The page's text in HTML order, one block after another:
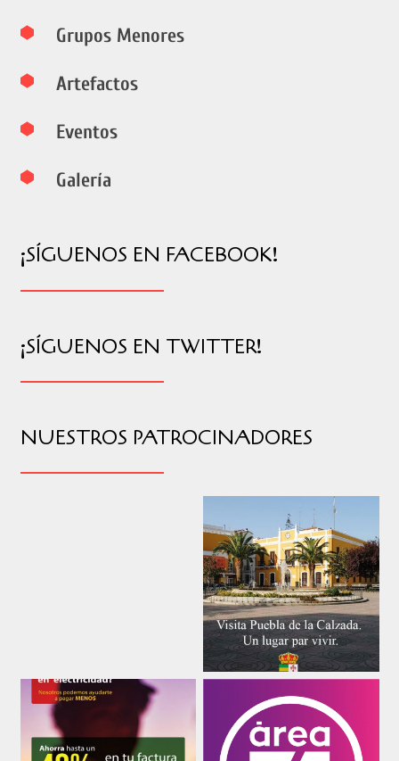
Grupos Menores
Artefactos
Eventos
Galería
¡SÍGUENOS EN FACEBOOK!
¡SÍGUENOS EN TWITTER!
NUESTROS PATROCINADORES